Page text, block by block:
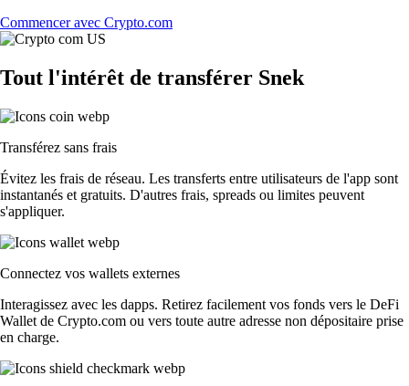
Commencer avec Crypto.com
Tout l'intérêt de transférer Snek
Transférez sans frais
Évitez les frais de réseau. Les transferts entre utilisateurs de l'app sont
instantanés et gratuits. D'autres frais, spreads ou limites peuvent
s'appliquer.
Connectez vos wallets externes
Interagissez avec les dapps. Retirez facilement vos fonds vers le DeFi
Wallet de Crypto.com ou vers toute autre adresse non dépositaire prise
en charge.